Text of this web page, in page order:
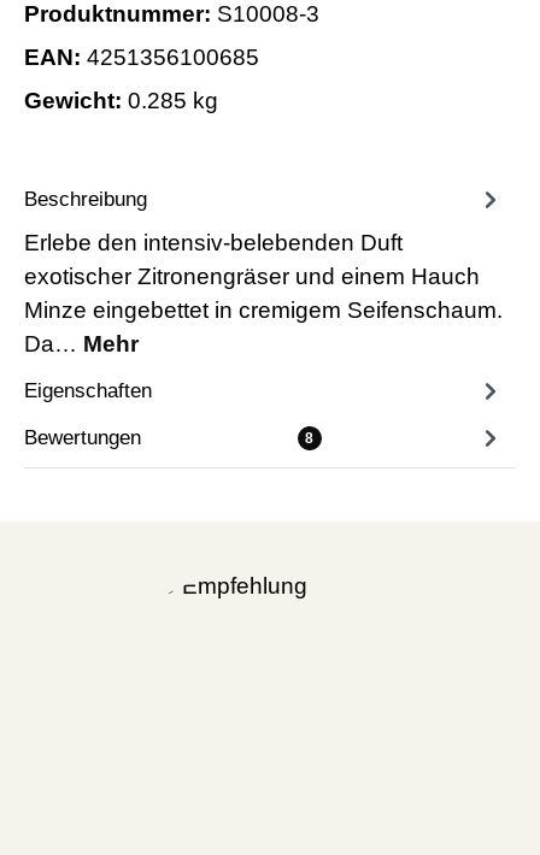
Produktnummer: S10008-3
EAN: 4251356100685
Gewicht: 0.285 kg
Beschreibung
Erlebe den intensiv-belebenden Duft
exotischer Zitronengräser und einem Hauch
Minze eingebettet in cremigem Seifenschaum.
Da… Mehr
Eigenschaften
Bewertungen 8